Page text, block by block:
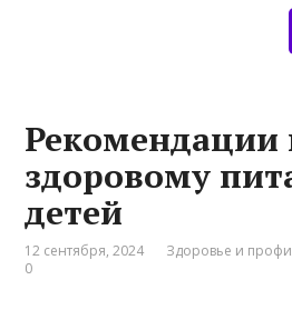
Рекомендации
здоровому
детей
12 сентября, 2024 Здоровье и
0